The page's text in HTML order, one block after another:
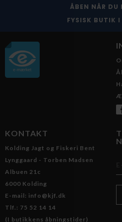
ÅBEN NÅR DU
FYSISK BUTIK
KONTAKT
Kolding Jagt og Fiskeri Bent
Lynggaard - Torben Madsen
Albuen 21c
6000 Kolding
E-mail: info@kjf.dk
Tlf.: 75 52 14 14
(I butikkens åbningstider)